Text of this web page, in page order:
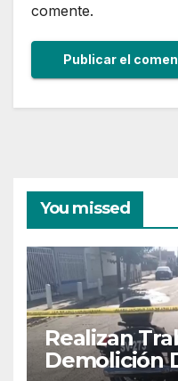
comente.
You missed
Realizan
Demolición